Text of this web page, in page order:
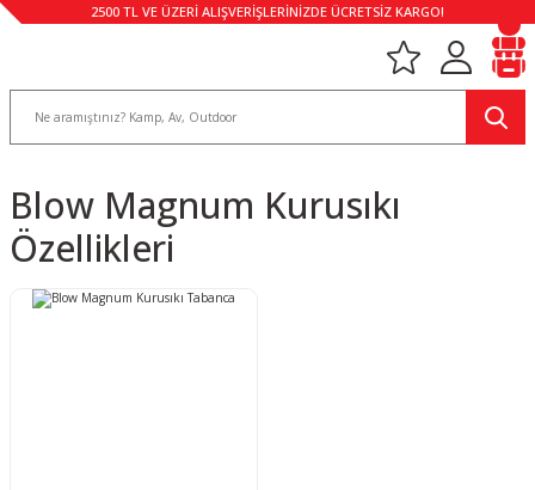
2500 TL VE ÜZERİ ALIŞVERİŞLERİNİZDE ÜCRETSİZ KARGO!
Blow Magnum Kurusıkı
Özellikleri